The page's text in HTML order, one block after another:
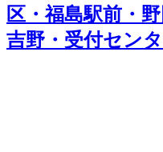
区・福島駅前・
吉野・受付セン